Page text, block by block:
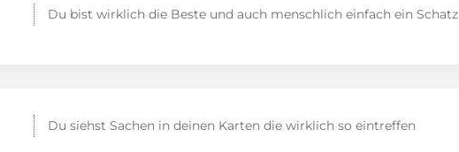
Du bist wirklich die Beste und auch menschlich einfach ein Schatz
Du siehst Sachen in deinen Karten die wirklich so eintreffen